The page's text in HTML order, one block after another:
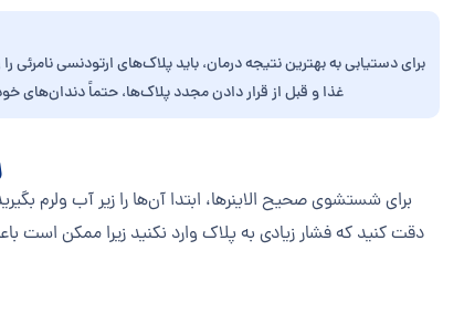
غذا و قبل از قرار دادن مجدد پلاک‌ها، حتماً دندان‌های
برای شستشوی صحیح الاینرها، ابتدا آن‌ها را زیر آب ولرم
دقت کنید که فشار زیادی به پلاک وارد نکنید زیرا ممکن